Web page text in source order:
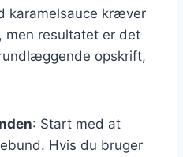
karamelsauce kræver
men resultatet er det
opskrift,
: Start med at
Hvis du bruger